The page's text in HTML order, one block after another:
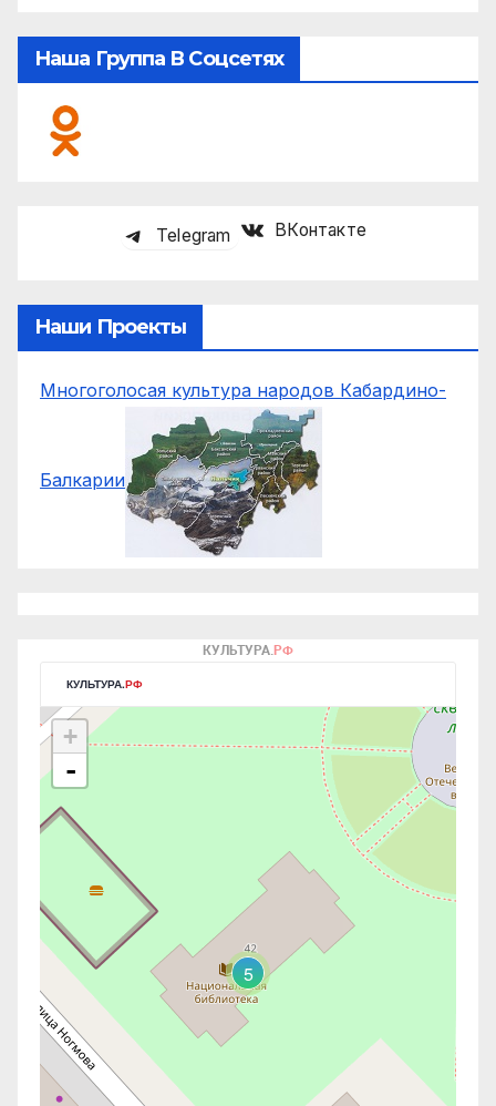
Наша Группа В Соцсетях
Telegram ВКонтакте
Наши Проекты
Многоголосая культура народов Кабардино-
Балкарии